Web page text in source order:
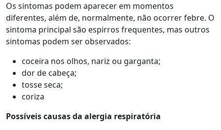
Os sintomas podem aparecer em momentos
diferentes, além de, normalmente, não ocorrer febre. O
sintoma principal são espirros frequentes, mas outros
sintomas podem ser observados:
coceira nos olhos, nariz ou garganta;
dor de cabeça;
tosse seca;
coriza
Possíveis causas da alergia respiratória